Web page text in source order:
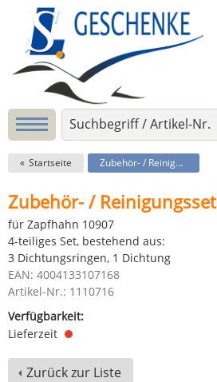
Startseite Zubehör- / Reinigungsset
Zubehör- / Reinigungsset
für Zapfhahn 10907
4-teiliges Set, bestehend aus:
3 Dichtungsringen, 1 Dichtung
EAN: 4004133107168
Artikel-Nr.: 1110716
Verfügbarkeit:
Lieferzeit
Zurück zur Liste